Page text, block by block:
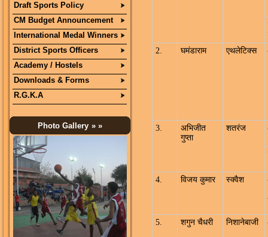
Draft Sports Policy
CM Budget Announcement
International Medal Winners
District Sports Officers
Academy / Hostels
Downloads & Forms
R.G.K.A
Photo Gallery » »
2. घमंडाराम एथलेटिक्स
3.
अभिजीत
गुप्ता
शतरंज
4. विजय कुमार स्क्वैश
5. शगुन चैधरी निशानेबाजी